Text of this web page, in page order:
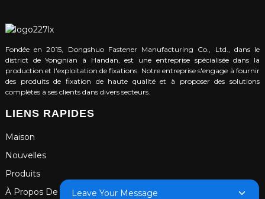
Fondée en 2015, Dongshuo Fastener Manufacturing Co., Ltd., dans le
district de Yongnian à Handan, est une entreprise spécialisée dans la
production et l'exploitation de fixations. Notre entreprise s'engage à fournir
des produits de fixation de haute qualité et à proposer des solutions
complètes à ses clients dans divers secteurs.
LIENS RAPIDES
Maison
Nouvelles
Produits
À Propos De NousLeave Your Message